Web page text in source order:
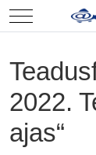
Mobile
2022.
ajas“